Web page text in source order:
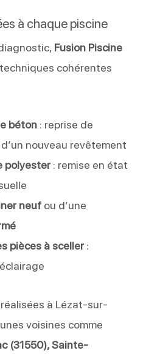
à chaque piscine
Fusion Piscine
cohérentes
béton: reprise de
nouveau revêtement
polyester: remise en état
neufou d’une
pièces à sceller:
à Lézat-sur-
voisines comme
(31550), Sainte-